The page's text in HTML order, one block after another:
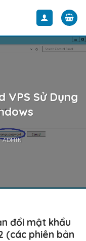
VPS Sử Dụng
ADMIN
đổi mật khẩu
(các phiên bản